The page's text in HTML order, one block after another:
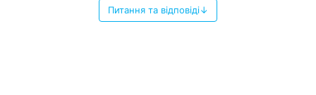
Питання та відповіді↓